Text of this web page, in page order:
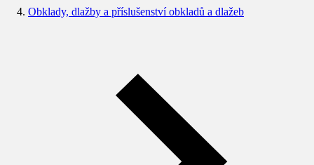
Obklady, dlažby a příslušenství obkladů a dlažeb